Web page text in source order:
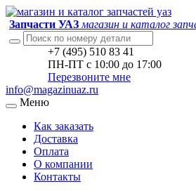
Запчасти УАЗ магазин и каталог
+7 (495) 510 83 41
ПН-ПТ с 10:00 до 17:00
Перезвоните мне
info@magazinuaz.ru
Меню
Как заказать
Доставка
Оплата
О компании
Контакты